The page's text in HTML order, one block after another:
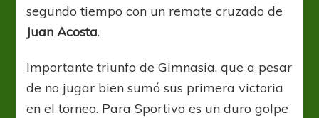
segundo tiempo con un remate cruzado de
Juan Acosta.
Importante triunfo de Gimnasia, que a pesar
de no jugar bien sumó sus primera victoria
en el torneo. Para Sportivo es un duro golpe